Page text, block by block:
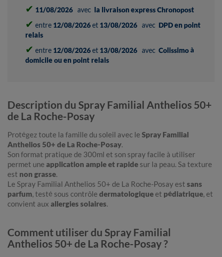
✔ 11/08/2026 avec la livraison express Chronopost
✔ entre 12/08/2026et 13/08/2026 avec DPD en point
relais
✔ entre 12/08/2026et 13/08/2026 avec Colissimo à
domicile ou en point relais
Description du Spray Familial Anthelios 50+
de La Roche-Posay
Protégez toute la famille du soleil avec le Spray Familial
Anthelios 50+ de La Roche-Posay.
Son format pratique de 300ml et son spray facile à utiliser
permet une application ample et rapide sur la peau. Sa texture
est non grasse.
Le Spray Familial Anthelios 50+ de La Roche-Posay est sans
parfum, testé sous contrôle dermatologiqueet pédiatrique, et
convient aux allergies solaires.
Comment utiliser du Spray Familial
Anthelios 50+ de La Roche-Posay ?